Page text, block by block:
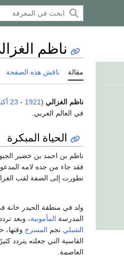
ناظم
مقالة ناقش هذه الصفحة
ناظم الغزالي (
1921
- 23 أكتوبر
في العالم العربي.
الحياة المبكرة
ناظم بن احمد بن خضير
فقد جاء من جده لامه
تطورت إلى الصفة لقب
ولد في منطقة الحيدر خانة
المدرسة المأمونية، وبعد
الشبلي نجم المسرح وقتها،
القاسية التي جعلته يتردد
العاصمة.